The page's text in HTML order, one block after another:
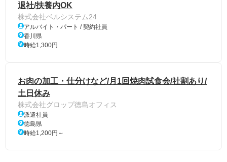
退社/扶養内OK
株式会社ベルシステム24
アルバイト・パート / 契約社員
香川県
時給1,300円
お肉の加工・仕分けなど/月1回焼肉試食会/社割あり/
土日休み
株式会社グロップ徳島オフィス
派遣社員
徳島県
時給1,200円～